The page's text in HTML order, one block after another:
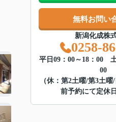
無料お問い
新潟化成株
0258-
平日09：00～18：00
00
（休：第2土曜/第3土
前予約にて定休